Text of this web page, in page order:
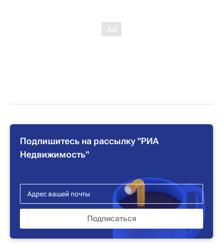
Подпишитесь на рассылку "РИА
Недвижимость"